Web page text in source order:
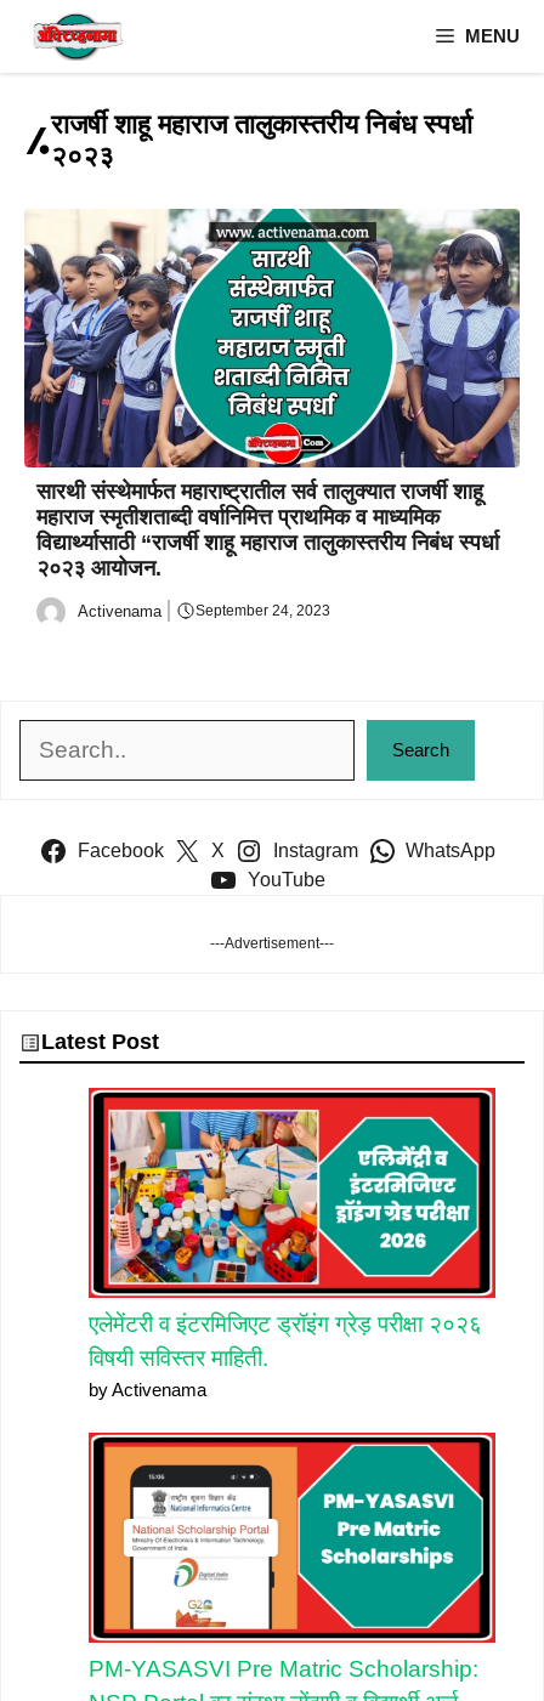
MENU
राजर्षी शाहू महाराज तालुकास्तरीय निबंध स्पर्धा
२०२३
सारथी संस्थेमार्फत महाराष्ट्रातील सर्व तालुक्यात राजर्षी शाहू
महाराज स्मृतीशताब्दी वर्षानिमित्त प्राथमिक व माध्यमिक
विद्यार्थ्यासाठी “राजर्षी शाहू महाराज तालुकास्तरीय निबंध स्पर्धा
२०२३ आयोजन.
Activenama September 24, 2023
Search
Search
Facebook X Instagram
WhatsApp
YouTube
---Advertisement---
Latest Post
एलेमेंटरी व इंटरमिजिएट ड्रॉइंग ग्रेड़ परीक्षा २०२६
विषयी सविस्तर माहिती.
by Activenama
PM-YASASVI Pre Matric Scholarship: